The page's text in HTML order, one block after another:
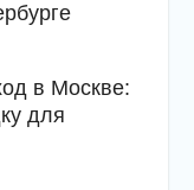
в Москве:
для